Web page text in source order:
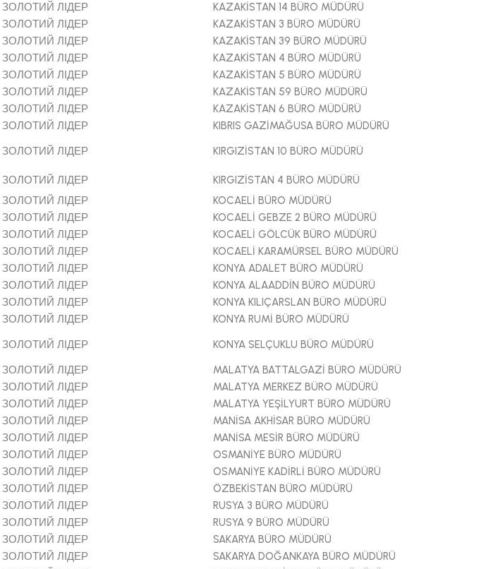
ЗОЛОТИЙ ЛІДЕР
KAZAKİSTAN 14 BÜRO MÜDÜRÜ
ЗОЛОТИЙ ЛІДЕР
KAZAKİSTAN 3 BÜRO MÜDÜRÜ
ЗОЛОТИЙ ЛІДЕР
KAZAKİSTAN 39 BÜRO MÜDÜRÜ
ЗОЛОТИЙ ЛІДЕР
KAZAKİSTAN 4 BÜRO MÜDÜRÜ
ЗОЛОТИЙ ЛІДЕР
KAZAKİSTAN 5 BÜRO MÜDÜRÜ
ЗОЛОТИЙ ЛІДЕР
KAZAKİSTAN 59 BÜRO MÜDÜRÜ
ЗОЛОТИЙ ЛІДЕР
KAZAKİSTAN 6 BÜRO MÜDÜRÜ
ЗОЛОТИЙ ЛІДЕР
KIBRIS GAZİMAĞUSA BÜRO MÜDÜRÜ
ЗОЛОТИЙ ЛІДЕР KIRGIZİSTAN 10 BÜRO MÜDÜRÜ
ЗОЛОТИЙ ЛІДЕР
KIRGIZİSTAN 4 BÜRO MÜDÜRÜ
ЗОЛОТИЙ ЛІДЕР
KOCAELİ BÜRO MÜDÜRÜ
ЗОЛОТИЙ ЛІДЕР
KOCAELİ GEBZE 2 BÜRO MÜDÜRÜ
ЗОЛОТИЙ ЛІДЕР
KOCAELİ GÖLCÜK BÜRO MÜDÜRÜ
ЗОЛОТИЙ ЛІДЕР
KOCAELİ KARAMÜRSEL BÜRO MÜDÜRÜ
ЗОЛОТИЙ ЛІДЕР
KONYA ADALET BÜRO MÜDÜRÜ
ЗОЛОТИЙ ЛІДЕР
KONYA ALAADDİN BÜRO MÜDÜRÜ
ЗОЛОТИЙ ЛІДЕР
KONYA KILIÇARSLAN BÜRO MÜDÜRÜ
ЗОЛОТИЙ ЛІДЕР
KONYA RUMİ BÜRO MÜDÜRÜ
ЗОЛОТИЙ ЛІДЕР
KONYA SELÇUKLU BÜRO MÜDÜRÜ
ЗОЛОТИЙ ЛІДЕР
MALATYA BATTALGAZİ BÜRO MÜDÜRÜ
ЗОЛОТИЙ ЛІДЕР
MALATYA MERKEZ BÜRO MÜDÜRÜ
ЗОЛОТИЙ ЛІДЕР
MALATYA YEŞİLYURT BÜRO MÜDÜRÜ
ЗОЛОТИЙ ЛІДЕР
MANİSA AKHİSAR BÜRO MÜDÜRÜ
ЗОЛОТИЙ ЛІДЕР
MANİSA MESİR BÜRO MÜDÜRÜ
ЗОЛОТИЙ ЛІДЕР
OSMANİYE BÜRO MÜDÜRÜ
ЗОЛОТИЙ ЛІДЕР
OSMANİYE KADİRLİ BÜRO MÜDÜRÜ
ЗОЛОТИЙ ЛІДЕР
ÖZBEKİSTAN BÜRO MÜDÜRÜ
ЗОЛОТИЙ ЛІДЕР
RUSYA 3 BÜRO MÜDÜRÜ
ЗОЛОТИЙ ЛІДЕР
RUSYA 9 BÜRO MÜDÜRÜ
ЗОЛОТИЙ ЛІДЕР
SAKARYA BÜRO MÜDÜRÜ
ЗОЛОТИЙ ЛІДЕР
SAKARYA DOĞANKAYA BÜRO MÜDÜRÜ